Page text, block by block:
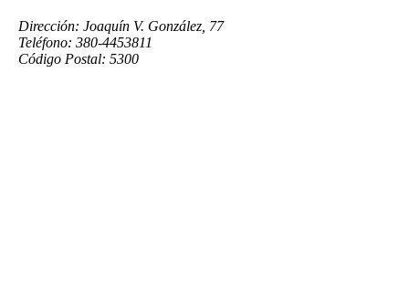
Dirección: Joaquín V. González, 77
Teléfono: 380-4453811
Código Postal: 5300